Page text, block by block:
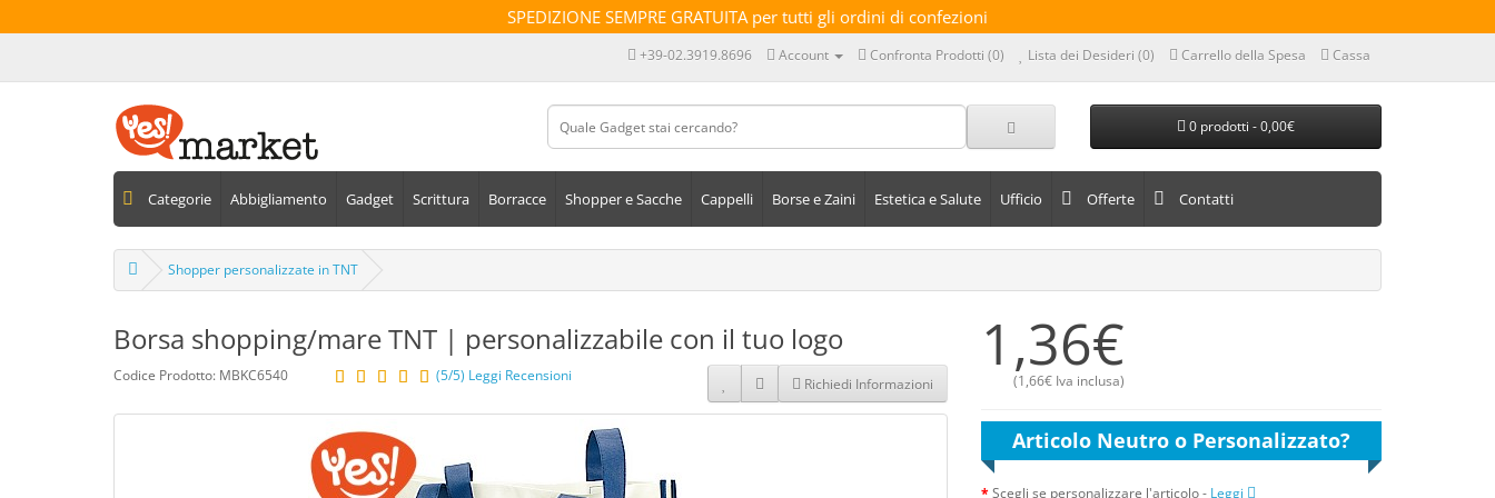
SPEDIZIONE SEMPRE GRATUITA per tutti gli ordini di confezioni
+39-02.3919.8696 Account Confronta Prodotti (0) Lista dei Desideri (0) Carrello della Spesa Cassa
0 prodotti - 0,00€
Categorie Abbigliamento Gadget Scrittura Borracce Shopper e Sacche Cappelli Borse e Zaini Estetica e Salute Ufficio Offerte Contatti
Shopper personalizzate in TNT
Borsa shopping/mare TNT | personalizzabile con il tuo logo
Codice Prodotto: MBKC6540 (5/5) Leggi Recensioni Richiedi Informazioni
1,36€
(1,66€ Iva inclusa)
Articolo Neutro o Personalizzato?
Scegli se personalizzare l'articolo- Leggi